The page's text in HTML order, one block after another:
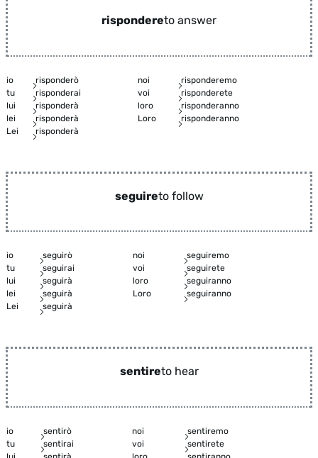
rispondereto answer
io risponderò noi
risponderemo
tu
risponderai voi
risponderete
lui
risponderà loro
risponderanno
lei
risponderà Loro
risponderanno
Lei
risponderà
seguireto follow
io seguirò noi
seguiremo
tu
seguirai voi
seguirete
lui
seguirà loro
seguiranno
lei
seguirà Loro
seguiranno
Lei
seguirà
sentireto hear
io sentirò noi
sentiremo
tu
sentirai voi
sentirete